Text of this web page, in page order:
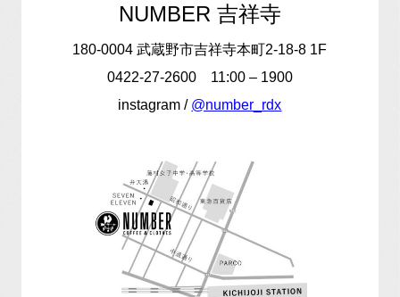
NUMBER 吉祥寺
180-0004 武蔵野市吉祥寺本町2-18-8 1F
0422-27-2600 11:00 – 1900
instagram / @number_rdx